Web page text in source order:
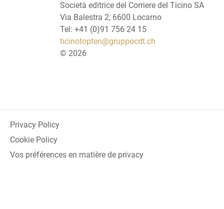
Società editrice del Corriere del Ticino SA
Via Balestra 2, 6600 Locarno
Tel: +41 (0)91 756 24 15
ticinotopten@gruppocdt.ch
© 2026
Privacy Policy
Cookie Policy
Vos préférences en matière de privacy